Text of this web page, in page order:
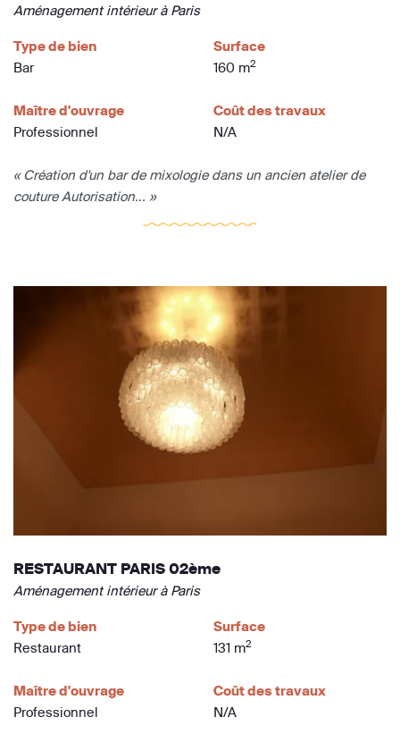
Aménagement intérieur à Paris
Type de bien
Bar
Surface
160 m2
Maître d'ouvrage
Professionnel
Coût des travaux
N/A
« Création d'un bar de mixologie dans un ancien atelier de
couture Autorisation... »
RESTAURANT PARIS 02ème
Aménagement intérieur à Paris
Type de bien
Restaurant
Surface
131 m2
Maître d'ouvrage
Professionnel
Coût des travaux
N/A